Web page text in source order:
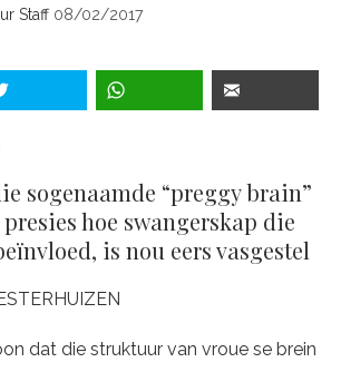
Staff 08/02/2017
sogenaamde “preggy brain”
hoe swangerskap die
is nou eers vasgestel
dat die struktuur van vroue se brein